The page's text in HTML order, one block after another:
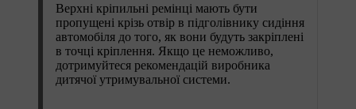
Верхні кріпильні ремінці мають бути
пропущені крізь отвір в підголівнику сидіння
автомобіля до того, як вони будуть закріплені
в точці кріплення. Якщо це неможливо,
дотримуйтеся рекомендацій виробника
дитячої утримувальної системи.